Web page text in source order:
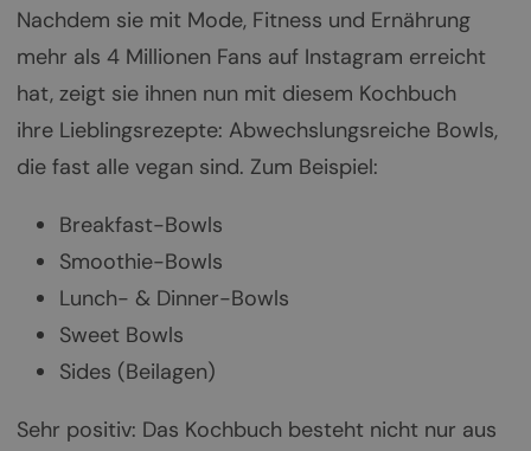
Nachdem sie mit Mode, Fitness und Ernährung
mehr als 4 Millionen Fans auf Instagram erreicht
hat, zeigt sie ihnen nun mit diesem Kochbuch
ihre Lieblingsrezepte: Abwechslungsreiche Bowls,
die fast alle vegan sind. Zum Beispiel:
Breakfast-Bowls
Smoothie-Bowls
Lunch- & Dinner-Bowls
Sweet Bowls
Sides (Beilagen)
Sehr positiv: Das Kochbuch besteht nicht nur aus